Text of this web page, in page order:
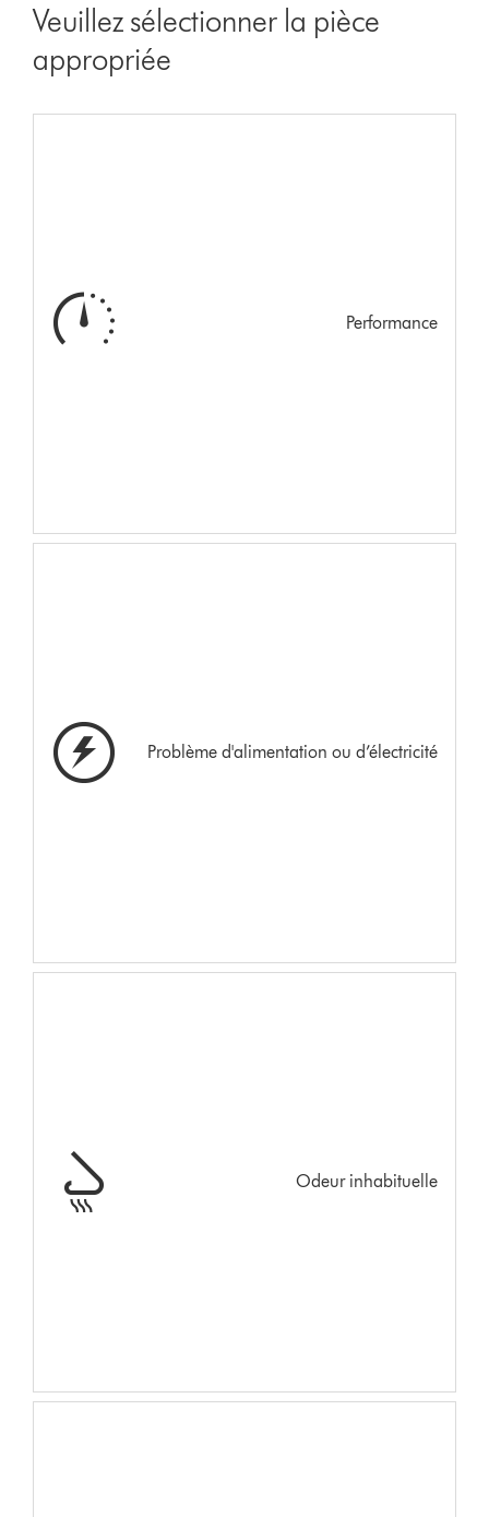
Veuillez sélectionner la pièce
appropriée
Performance
Problème d'alimentation ou d’électricité
Odeur inhabituelle